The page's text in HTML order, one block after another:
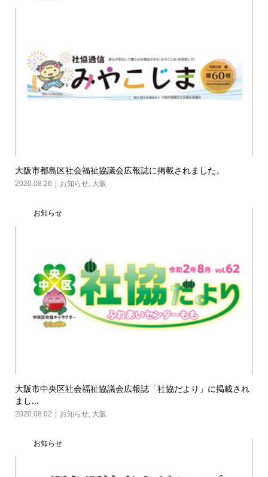
大阪市都島区社会福祉協議会広報誌に掲載されました。
2020.08.26 お知らせ, 大阪
お知らせ
大阪市中央区社会福祉協議会広報誌「社協だより」に掲載され
まし...
2020.08.02 お知らせ, 大阪
お知らせ